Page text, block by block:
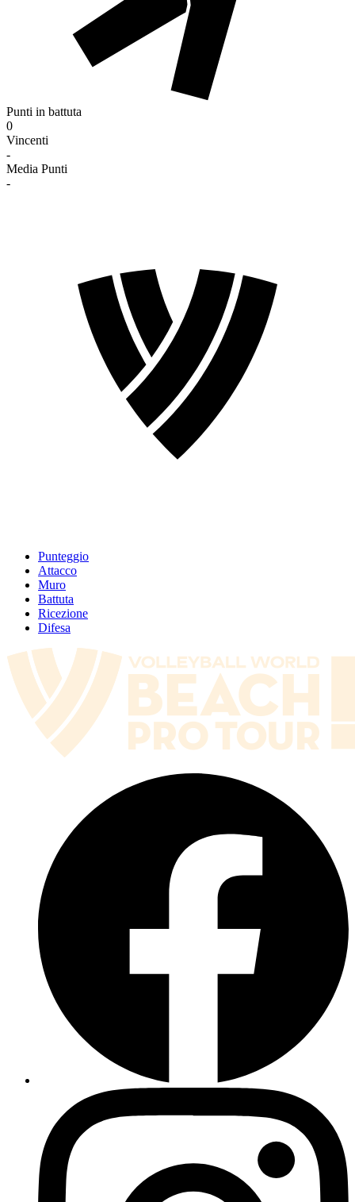
Punti in battuta
0
Vincenti
-
Media Punti
-
Punteggio
Attacco
Muro
Battuta
Ricezione
Difesa